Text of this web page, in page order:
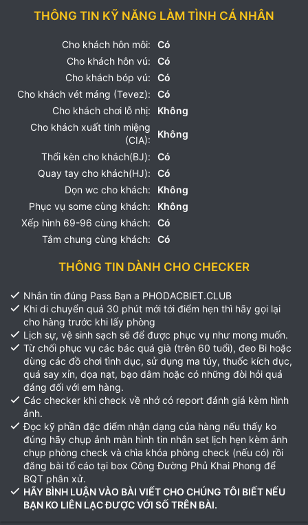
THÔNG TIN KỸ NĂNG LÀM TÌNH CÁ NHÂN
Cho khách hôn môi:
Có
Cho khách hôn vú:
Có
Cho khách bóp vú:
Có
Cho khách vét máng (Tevez):
Có
Cho khách chơi lỗ nhị:
Không
Cho khách xuất tinh miệng
(CIA):
Không
Thổi kèn cho khách(BJ):
Có
Quay tay cho khách(HJ):
Có
Dọn wc cho khách:
Không
Phục vụ some cùng khách:
Không
Xếp hình 69-96 cùng khách:
Có
Tắm chung cùng khách:
Có
THÔNG TIN DÀNH CHO CHECKER
Nhắn tin đúng Pass Bạn a PHODACBIET.CLUB
Khi di chuyển quá 30 phút mới tới điểm hẹn thì hãy gọi lại
cho hàng trước khi lấy phòng
Lịch sự, vệ sinh sạch sẽ để được phục vụ như mong muốn.
Từ chối phục vụ các bác quá già (trên 60 tuổi), đeo Bi hoặc
dùng các đồ chơi tình dục, sử dụng ma túy, thuốc kích dục,
quá say xỉn, dọa nạt, bạo dâm hoặc có những đòi hỏi quá
đáng đối với em hàng.
Các checker khi check về nhớ có report đánh giá kèm hình
ảnh.
Đọc kỹ phần đặc điểm nhận dạng của hàng nếu thấy ko
đúng hãy chụp ảnh màn hình tin nhắn set lịch hẹn kèm ảnh
chụp phòng check và chìa khóa phòng check (nếu có) rồi
đăng bài tố cáo tại box Công Đường Phủ Khai Phong để
BQT phân xử.
HÃY BÌNH LUẬN VÀO BÀI VIẾT CHO CHÚNG TÔI BIẾT NẾU
BẠN KO LIÊN LẠC ĐƯỢC VỚI SỐ TRÊN BÀI.